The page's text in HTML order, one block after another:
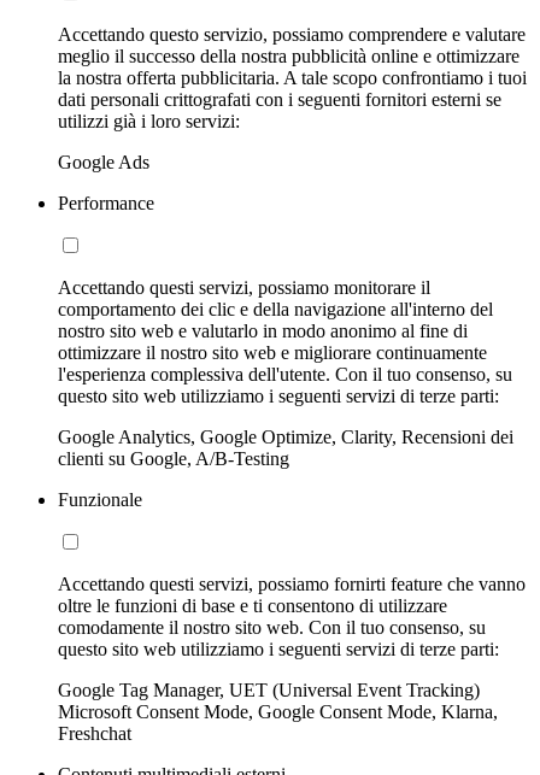
Accettando questo servizio, possiamo comprendere e valutare
meglio il successo della nostra pubblicità online e ottimizzare
la nostra offerta pubblicitaria. A tale scopo confrontiamo i tuoi
dati personali crittografati con i seguenti fornitori esterni se
utilizzi già i loro servizi:
Google Ads
Performance
Accettando questi servizi, possiamo monitorare il
comportamento dei clic e della navigazione all'interno del
nostro sito web e valutarlo in modo anonimo al fine di
ottimizzare il nostro sito web e migliorare continuamente
l'esperienza complessiva dell'utente. Con il tuo consenso, su
questo sito web utilizziamo i seguenti servizi di terze parti:
Google Analytics, Google Optimize, Clarity, Recensioni dei
clienti su Google, A/B-Testing
Funzionale
Accettando questi servizi, possiamo fornirti feature che vanno
oltre le funzioni di base e ti consentono di utilizzare
comodamente il nostro sito web. Con il tuo consenso, su
questo sito web utilizziamo i seguenti servizi di terze parti:
Google Tag Manager, UET (Universal Event Tracking)
Microsoft Consent Mode, Google Consent Mode, Klarna,
Freshchat